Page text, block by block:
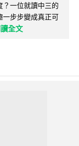
一位就讀中三的
一步步變成真正可
全文